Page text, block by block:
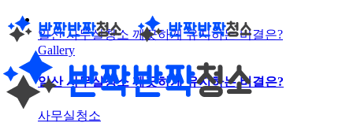
콘
텐
로
건
너
일산 사무실청소 깨끗하게 유지하는 비결은?
Gallery
일산 사무실청소 깨끗하게 유지하는 비결은?
사무실청소